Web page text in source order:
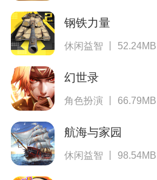
钢铁力量
休闲益智 丨 52.24MB
幻世录
角色扮演 丨 66.79MB
航海与家园
休闲益智 丨 98.54MB